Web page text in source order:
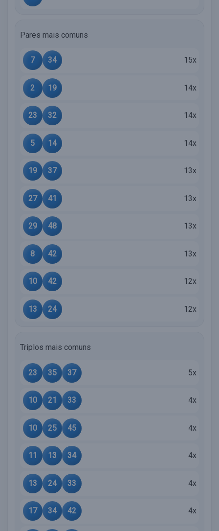
Pares mais comuns
7 34 15x
2 19 14x
23 32 14x
5 14 14x
19 37 13x
27 41 13x
29 48 13x
8 42 13x
10 42 12x
13 24 12x
Triplos mais comuns
23 35 37 5x
10 21 33 4x
10 25 45 4x
11 13 34 4x
13 24 33 4x
17 34 42 4x